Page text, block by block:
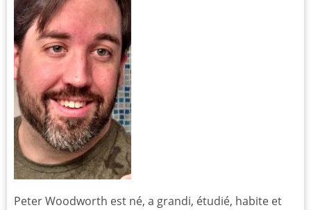
Peter Woodworth est né, a grandi, étudié, habite et